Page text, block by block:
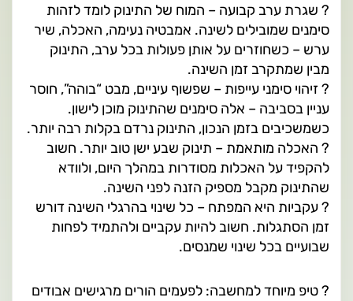
? שגרת ערב קבועה – המוח של התינוק לומד לזהות
סימנים שמובילים לשינה. אמבטיה נעימה, האכלה, שיר
ערש – כשחוזרים על אותן פעולות בכל ערב, התינוק
מבין שמתקרב זמן השינה.
? זיהוי סימני עייפות – שפשוף עיניים, מבט “בוהה”, חוסר
עניין בסביבה – אלה סימנים שהתינוק מוכן לישון.
כשמשכיבים בזמן הנכון, התינוק נרדם בקלות רבה יותר.
? האכלה מותאמת – תינוק שבע ישן טוב יותר. חשוב
להקפיד על האכלות מסודרות במהלך היום, ולוודא
שהתינוק מקבל מספיק הזנה לפני השינה.
? עקביות היא המפתח – כל שינוי בהרגלי השינה דורש
זמן הסתגלות. חשוב להיות עקביים ולהתמיד לפחות
שבועיים בכל שינוי שמנסים.
? טיפ מיוחד למחשבה: לפעמים הורים מרגישים אבודים